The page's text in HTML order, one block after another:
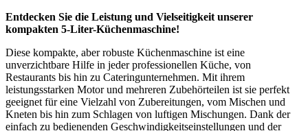
Entdecken Sie die Leistung und Vielseitigkeit unserer
kompakten 5-Liter-Küchenmaschine!
Diese kompakte, aber robuste Küchenmaschine ist eine
unverzichtbare Hilfe in jeder professionellen Küche, von
Restaurants bis hin zu Cateringunternehmen. Mit ihrem
leistungsstarken Motor und mehreren Zubehörteilen ist sie perfekt
geeignet für eine Vielzahl von Zubereitungen, vom Mischen und
Kneten bis hin zum Schlagen von luftigen Mischungen. Dank der
einfach zu bedienenden Geschwindigkeitseinstellungen und der